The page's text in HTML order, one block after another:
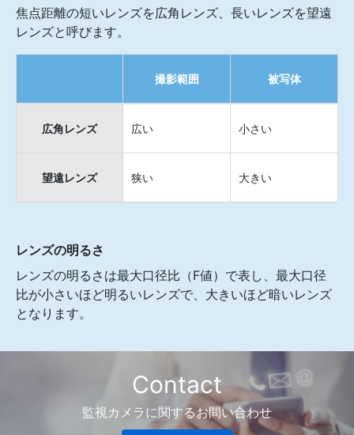
焦点距離の短いレンズを広角レンズ、長いレンズを望遠
レンズと呼びます。
撮影範囲 被写体
広角レンズ 広い 小さい
望遠レンズ 狭い 大きい
レンズの明るさ
レンズの明るさは最大口径比（F値）で表し、最大口径
比が小さいほど明るいレンズで、大きいほど暗いレンズ
となります。
Contact
監視カメラに関するお問い合わせ